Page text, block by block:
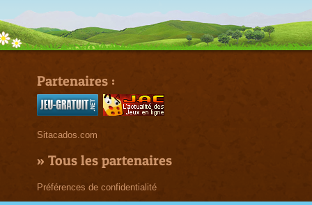
Partenaires :
Sitacados.com
» Tous les partenaires
Préférences de confidentialité